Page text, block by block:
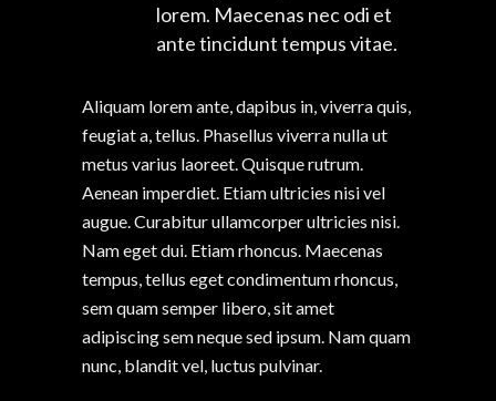
lorem. Maecenas nec odi et
ante tincidunt tempus vitae.
Aliquam lorem ante, dapibus in, viverra quis,
feugiat a, tellus. Phasellus viverra nulla ut
metus varius laoreet. Quisque rutrum.
Aenean imperdiet. Etiam ultricies nisi vel
augue. Curabitur ullamcorper ultricies nisi.
Nam eget dui. Etiam rhoncus. Maecenas
tempus, tellus eget condimentum rhoncus,
sem quam semper libero, sit amet
adipiscing sem neque sed ipsum. Nam quam
nunc, blandit vel, luctus pulvinar.